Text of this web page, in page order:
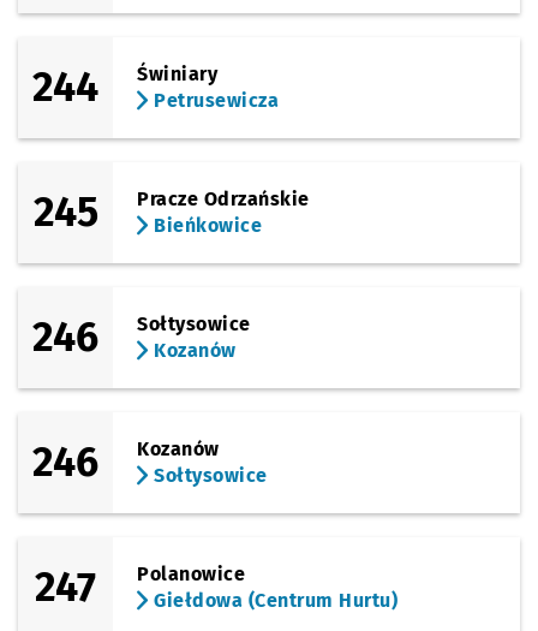
244
Świniary
Petrusewicza
245
Pracze Odrzańskie
Bieńkowice
246
Sołtysowice
Kozanów
246
Kozanów
Sołtysowice
247
Polanowice
Giełdowa (Centrum Hurtu)